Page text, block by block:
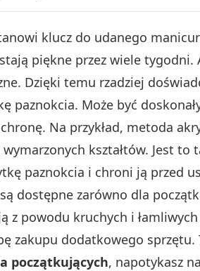
klucz do udanego
piękne przez wiele
Dzięki temu rzadziej
paznokcia. Może być
Na przykład, metoda
kształtów. Jest to
paznokcia i chroni ją przed
dostępne zarówno dla
powodu kruchych i
zakupu dodatkowego sprzętu.
początkujących, napotykasz